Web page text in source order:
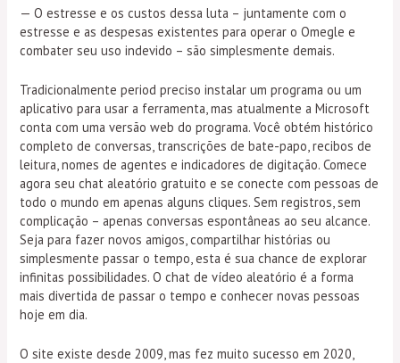
— O estresse e os custos dessa luta – juntamente com o
estresse e as despesas existentes para operar o Omegle e
combater seu uso indevido – são simplesmente demais.
Tradicionalmente period preciso instalar um programa ou um
aplicativo para usar a ferramenta, mas atualmente a Microsoft
conta com uma versão web do programa. Você obtém histórico
completo de conversas, transcrições de bate-papo, recibos de
leitura, nomes de agentes e indicadores de digitação. Comece
agora seu chat aleatório gratuito e se conecte com pessoas de
todo o mundo em apenas alguns cliques. Sem registros, sem
complicação – apenas conversas espontâneas ao seu alcance.
Seja para fazer novos amigos, compartilhar histórias ou
simplesmente passar o tempo, esta é sua chance de explorar
infinitas possibilidades. O chat de vídeo aleatório é a forma
mais divertida de passar o tempo e conhecer novas pessoas
hoje em dia.
O site existe desde 2009, mas fez muito sucesso em 2020,